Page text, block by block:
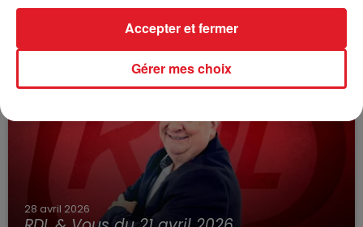
28 avril 2026
RDL & Vous du 28 avril 2026
28 avril 2026
Gérer mes choix
Accepter et fermer